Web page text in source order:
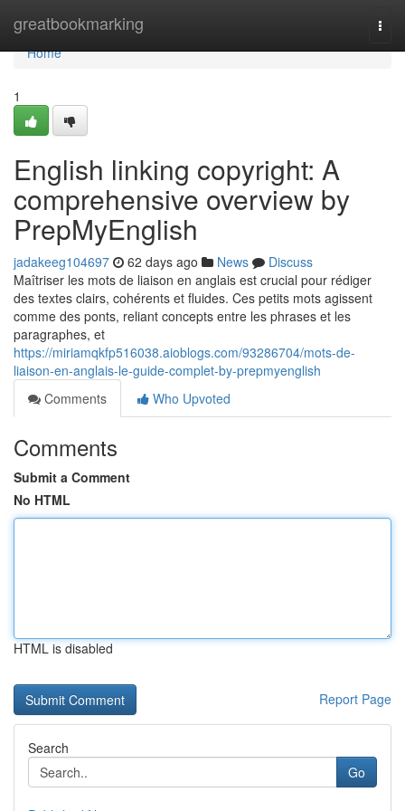
greatbookmarking
Home
Home
1
English linking copyright: A
comprehensive overview by
PrepMyEnglish
jadakeeg104697 62 days ago News
Discuss
Maîtriser les mots de liaison en anglais est crucial pour rédiger
des textes clairs, cohérents et fluides. Ces petits mots agissent
comme des ponts, reliant concepts entre les phrases et les
paragraphes, et
https://miriamqkfp516038.aioblogs.com/93286704/mots-de-
liaison-en-anglais-le-guide-complet-by-prepmyenglish
Comments
Who Upvoted
Comments
Submit a Comment
No HTML
HTML is disabled
Report Page
Search
Go